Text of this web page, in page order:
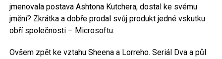
jmenovala postava Ashtona Kutchera, dostal ke svému
jmění? Zkrátka a dobře prodal svůj produkt jedné vskutku
obří společnosti – Microsoftu.
Ovšem zpět ke vztahu Sheena a Lorreho. Seriál Dva a půl